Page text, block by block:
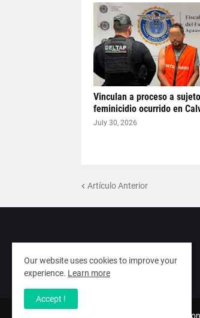
Vinculan a proceso a
feminicidio ocurrido en
July 30, 2026
Artículo Anterior
ESNoticia
Our website uses cookies to improve your
experience. Learn more
Accept !